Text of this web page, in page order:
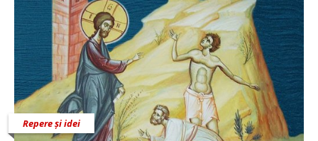
Repere și idei